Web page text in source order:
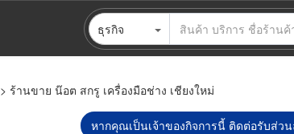
ธุรกิจ
> ร้านขาย น๊อต สกรู เครื่องมือช่าง เชียงใหม่
หากคุณเป็นเจ้าของกิจการนี้ ติดต่อรับส่ว